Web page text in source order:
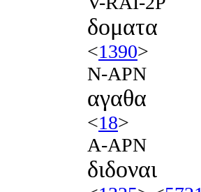
δοματα
<1390>
N-APN
αγαθα
<18>
A-APN
διδοναι